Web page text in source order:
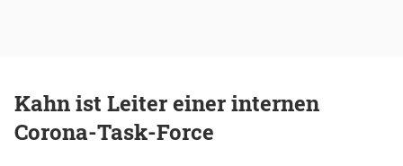
Kahn ist Leiter einer internen
Corona-Task-Force